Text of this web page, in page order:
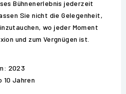
Bühnenerlebnis jederzeit
Sie nicht die Gelegenheit,
wo jeder Moment
und zum Vergnügen ist.
2023
Jahren